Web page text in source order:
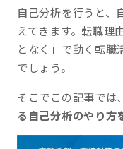
自己分析を行うと、
えてきます。転職理
となく」で動く転職
でしょう。
そこでこの記事では、
る自己分析のやり方